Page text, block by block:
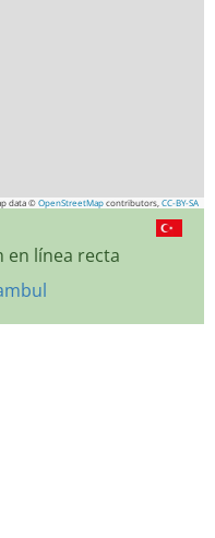
data ©OpenStreetMap contributors, CC-BY-SA
en línea recta